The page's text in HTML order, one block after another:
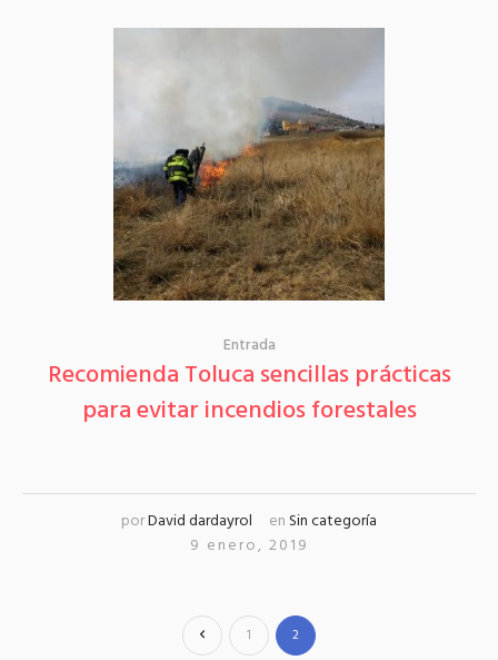
Entrada
Recomienda Toluca sencillas prácticas
para evitar incendios forestales
porDavid dardayrol en Sin categoría
9 enero, 2019
1 2